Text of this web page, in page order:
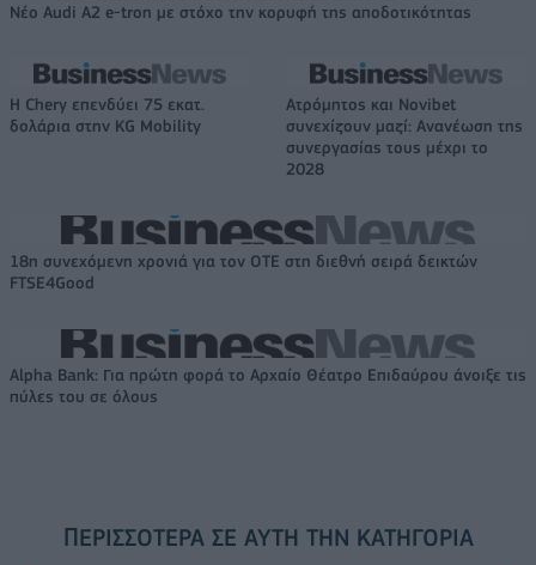
Νέο Audi A2 e-tron με στόχο την κορυφή της αποδοτικότητας
Η Chery επενδύει 75 εκατ.
δολάρια στην KG Mobility
Ατρόμητος και Novibet
συνεχίζουν μαζί: Ανανέωση της
συνεργασίας τους μέχρι το
2028
18η συνεχόμενη χρονιά για τον ΟΤΕ στη διεθνή σειρά δεικτών
FTSE4Good
Alpha Bank: Για πρώτη φορά το Αρχαίο Θέατρο Επιδαύρου άνοιξε τις
πύλες του σε όλους
ΠΕΡΙΣΣΌΤΕΡΑ ΣΕ ΑΥΤΉ ΤΗΝ ΚΑΤΗΓΟΡΊΑ